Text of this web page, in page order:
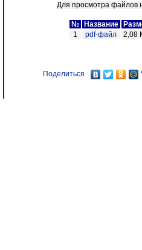
Для просмотра файлов
№ Название
1
pdf-файл 2,08
Поделиться